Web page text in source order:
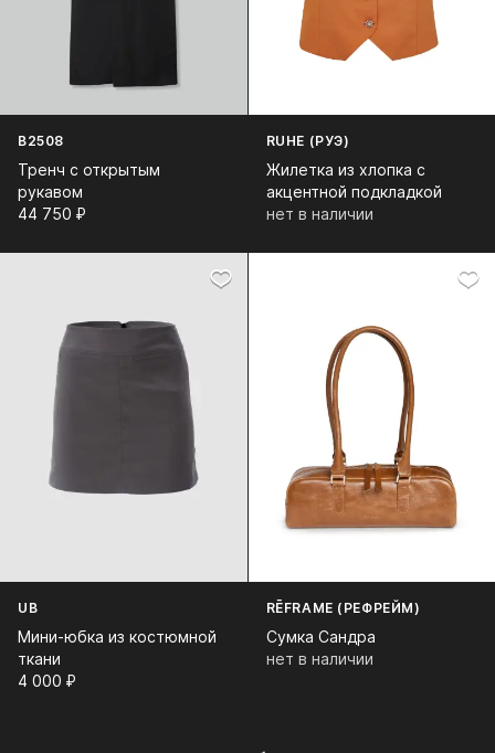
B2508
Тренч с открытым
рукавом
44 750⁠ ⁠₽
RUHE (РУЭ)
Жилетка из хлопка с
акцентной подкладкой
нет в наличии
UB
Мини-юбка из костюмной
ткани
4 000⁠ ⁠₽
RĒFRAME (РЕФРЕЙМ)
Сумка Сандра
нет в наличии